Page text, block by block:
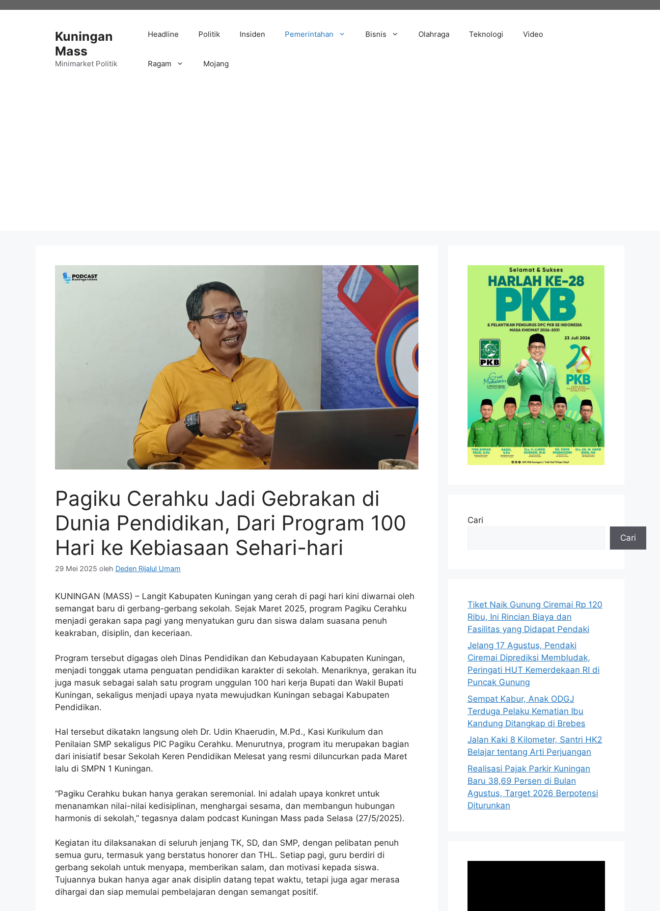
Kuningan
Mass
Minimarket Politik
Headline Politik Insiden Pemerintahan Bisnis Olahraga Teknologi Video
Ragam Mojang
Pagiku Cerahku Jadi Gebrakan di
Dunia Pendidikan, Dari Program 100
Hari ke Kebiasaan Sehari-hari
29 Mei 2025 oleh Deden Rijalul Umam
KUNINGAN (MASS) – Langit Kabupaten Kuningan yang cerah di pagi hari kini diwarnai oleh
semangat baru di gerbang-gerbang sekolah. Sejak Maret 2025, program Pagiku Cerahku
menjadi gerakan sapa pagi yang menyatukan guru dan siswa dalam suasana penuh
keakraban, disiplin, dan keceriaan.
Program tersebut digagas oleh Dinas Pendidikan dan Kebudayaan Kabupaten Kuningan,
menjadi tonggak utama penguatan pendidikan karakter di sekolah. Menariknya, gerakan itu
juga masuk sebagai salah satu program unggulan 100 hari kerja Bupati dan Wakil Bupati
Kuningan, sekaligus menjadi upaya nyata mewujudkan Kuningan sebagai Kabupaten
Pendidikan.
Hal tersebut dikatakn langsung oleh Dr. Udin Khaerudin, M.Pd., Kasi Kurikulum dan
Penilaian SMP sekaligus PIC Pagiku Cerahku. Menurutnya, program itu merupakan bagian
dari inisiatif besar Sekolah Keren Pendidikan Melesat yang resmi diluncurkan pada Maret
lalu di SMPN 1 Kuningan.
“Pagiku Cerahku bukan hanya gerakan seremonial. Ini adalah upaya konkret untuk
menanamkan nilai-nilai kedisiplinan, menghargai sesama, dan membangun hubungan
harmonis di sekolah,” tegasnya dalam podcast Kuningan Mass pada Selasa (27/5/2025).
Kegiatan itu dilaksanakan di seluruh jenjang TK, SD, dan SMP, dengan pelibatan penuh
semua guru, termasuk yang berstatus honorer dan THL. Setiap pagi, guru berdiri di
gerbang sekolah untuk menyapa, memberikan salam, dan motivasi kepada siswa.
Tujuannya bukan hanya agar anak disiplin datang tepat waktu, tetapi juga agar merasa
dihargai dan siap memulai pembelajaran dengan semangat positif.
Cari
Cari
Tiket Naik Gunung Ciremai Rp 120
Ribu, Ini Rincian Biaya dan
Fasilitas yang Didapat Pendaki
Jelang 17 Agustus, Pendaki
Ciremai Diprediksi Membludak,
Peringati HUT Kemerdekaan RI di
Puncak Gunung
Sempat Kabur, Anak ODGJ
Terduga Pelaku Kematian Ibu
Kandung Ditangkap di Brebes
Jalan Kaki 8 Kilometer, Santri HK2
Belajar tentang Arti Perjuangan
Realisasi Pajak Parkir Kuningan
Baru 38,69 Persen di Bulan
Agustus, Target 2026 Berpotensi
Diturunkan